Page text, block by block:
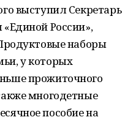
выступил Секретарь
России»,
наборы
у которых
прожиточного
многодетные
пособие на